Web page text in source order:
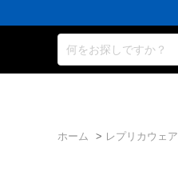
何をお探しですか？
ホーム > レプリカウェア